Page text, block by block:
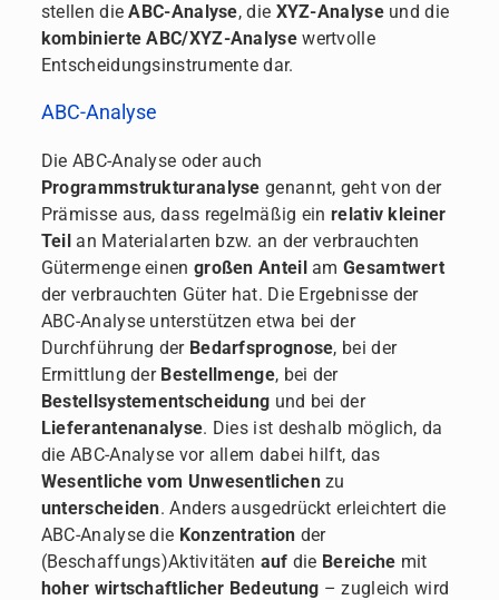
stellen dieABC-Analyse, die XYZ-Analyse und die
kombinierte ABC/XYZ-Analysewertvolle
Entscheidungsinstrumente dar.
ABC-Analyse
Die ABC-Analyse oder auch
Programmstrukturanalyse genannt, geht von der
Prämisse aus, dass regelmäßig einrelativ kleiner
Teil an Materialarten bzw. an der verbrauchten
Gütermenge einen großen Anteil amGesamtwert
der verbrauchten Güter hat. Die Ergebnisse der
ABC-Analyse unterstützen etwa bei der
Durchführung der Bedarfsprognose, bei der
Ermittlung der Bestellmenge, bei der
Bestellsystementscheidung und bei der
Lieferantenanalyse. Dies ist deshalb möglich, da
die ABC-Analyse vor allem dabei hilft, das
Wesentliche vom Unwesentlichenzu
unterscheiden. Anders ausgedrückt erleichtert die
ABC-Analyse die Konzentration der
(Beschaffungs)Aktivitäten auf die Bereiche mit
hoher wirtschaftlicher Bedeutung – zugleich wird